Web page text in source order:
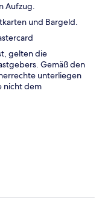
Aufzug.
und Bargeld.
gelten die
Gemäß den
unterliegen
nicht dem